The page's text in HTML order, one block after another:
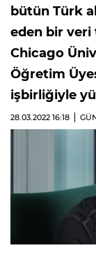
bütün Türk
eden bir veri
Chicago
Öğretim
işbirliğiyle
28.03.2022 16:18